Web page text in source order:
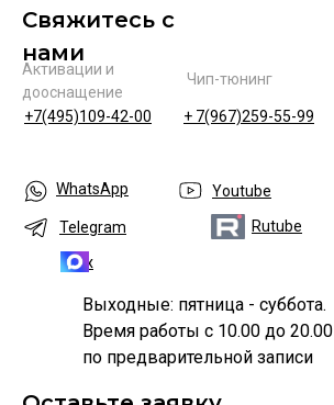
Чип-тюнинг
+ 7(967)259-55-99
Активации и
дооснащение
Свяжитесь с
нами
WhatsApp
Telegram
Max
+7(495)109-42-00
Youtube
Rutube
Выходные: пятница - суббота.
Время работы с 10.00 до 20.00
по предварительной записи